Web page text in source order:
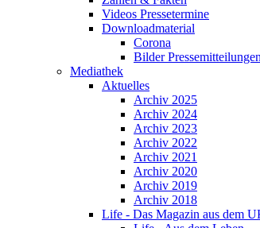
Videos Pressetermine
Downloadmaterial
Corona
Bilder Pressemitteilungen
Mediathek
Aktuelles
Archiv 2025
Archiv 2024
Archiv 2023
Archiv 2022
Archiv 2021
Archiv 2020
Archiv 2019
Archiv 2018
Life - Das Magazin aus dem